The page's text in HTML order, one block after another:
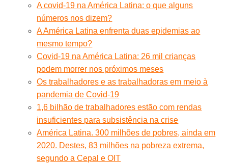
A covid-19 na América Latina: o que alguns
números nos dizem?
A América Latina enfrenta duas epidemias ao
mesmo tempo?
Covid-19 na América Latina: 26 mil crianças
podem morrer nos próximos meses
Os trabalhadores e as trabalhadoras em meio à
pandemia de Covid-19
1,6 bilhão de trabalhadores estão com rendas
insuficientes para subsistência na crise
América Latina. 300 milhões de pobres, ainda em
2020. Destes, 83 milhões na pobreza extrema,
segundo a Cepal e OIT